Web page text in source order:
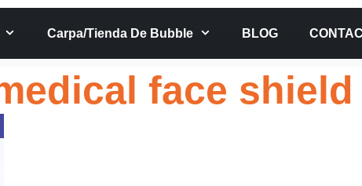
Carpa/tienda De Bubble BLOG
face shield